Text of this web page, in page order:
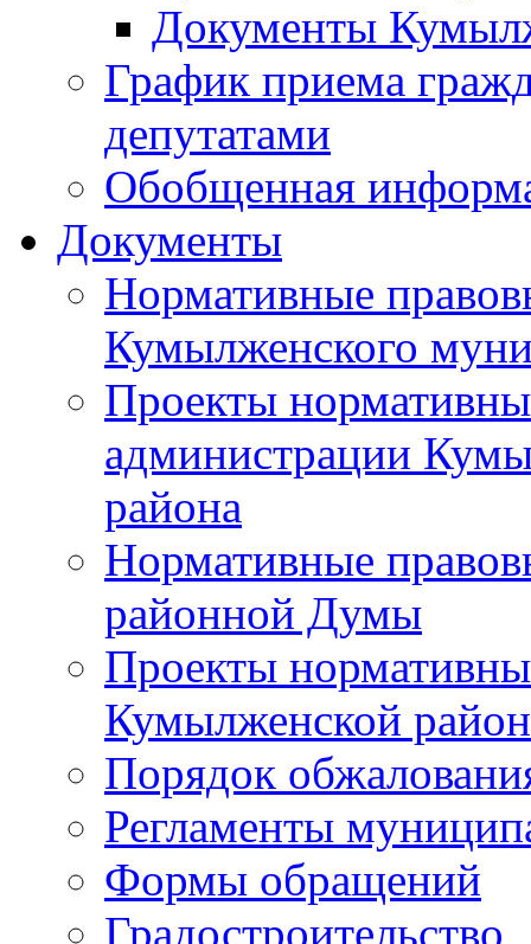
Документы
График приема
депутатами
Обобщенная
Документы
Нормативные
Кумылженского
Проекты
администрации
района
Нормативные
районной Думы
Проекты
Кумылженской
Порядок
Регламенты
Формы обращений
Градостроительство